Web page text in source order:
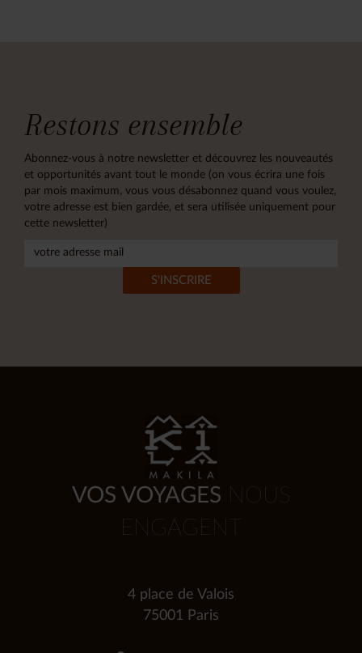
Restons ensemble
Abonnez-vous à notre newsletter et découvrez les nouveautés
et opportunités avant tout le monde (on vous écrira une fois
par mois maximum, vous vous désabonnez quand vous voulez,
votre adresse est bien gardée, et sera utilisée uniquement pour
cette newsletter)
VOS VOYAGES NOUS
ENGAGENT
4 place de Valois
75001 Paris